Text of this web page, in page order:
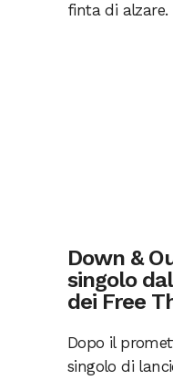
finta di alzare.
Down &
singolo
dei Free
Dopo il
singolo di